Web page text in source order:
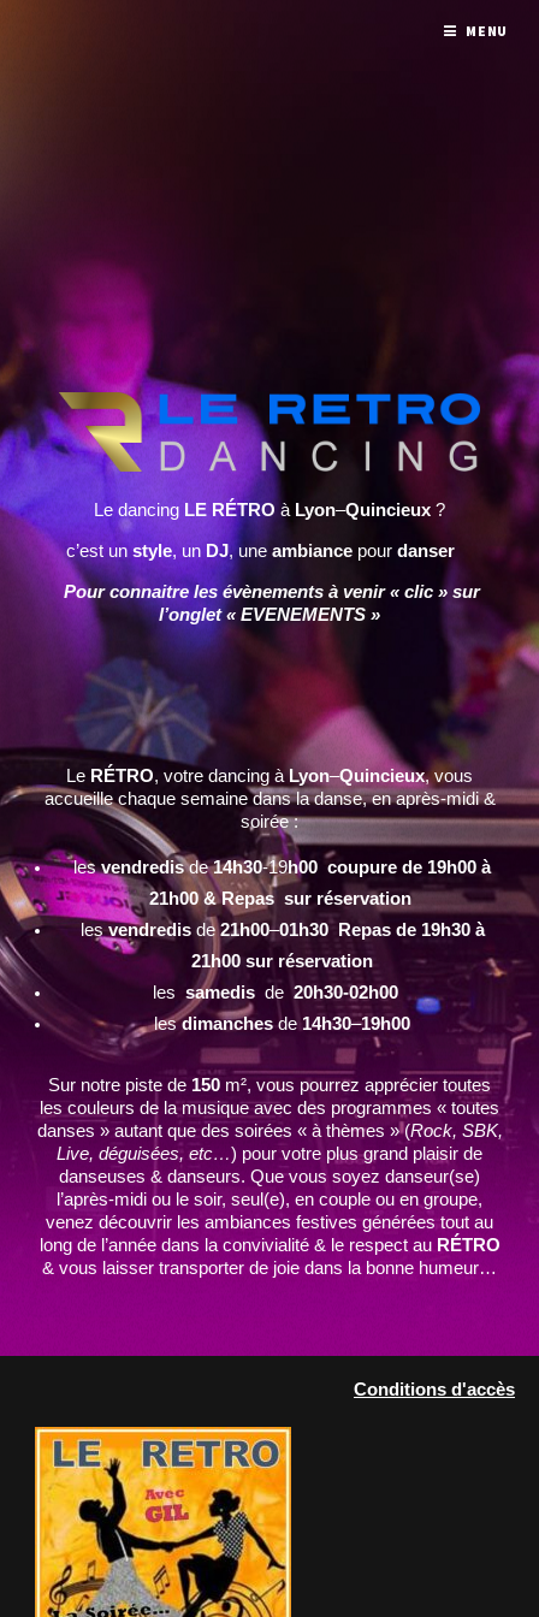
Le dancing LE RÉTRO à Lyon–Quincieux ?
c’est unstyle, un DJ, une ambiancepour danser
Pour connaitre les évènements à venir « clic » sur
l’onglet « EVENEMENTS »
Le RÉTRO, votre dancing àLyon–Quincieux, vous
accueille chaque semaine dans la danse, en après-midi &
soirée :
lesvendredisde14h30-19h00 coupure de 19h00 à
21h00 & Repas sur réservation
lesvendredisde21h00–01h30 Repas de 19h30 à
21h00 sur réservation
les samedis de20h30-02h00
lesdimanches de 14h30–19h00
Sur notre piste de 150 m², vous pourrez apprécier toutes
les couleurs de la musique avec des programmes « toutes
danses » autant que des soirées « à thèmes » (Rock, SBK,
Live, déguisées, etc…) pour votre plus grand plaisir de
danseuses & danseurs. Que vous soyez danseur(se)
l’après-midi ou le soir, seul(e), en couple ou en groupe,
venez découvrir les ambiances festives générées tout au
long de l’année dans la convivialité & le respect au RÉTRO
& vous laisser transporter de joie dans la bonne humeur…
Conditions d'accès
MENU